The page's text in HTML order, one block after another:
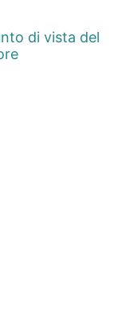
di vista del